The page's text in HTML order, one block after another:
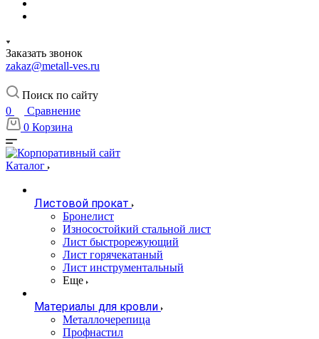
Заказать звонок
zakaz@metall-ves.ru
Поиск по сайту
0
Сравнение
0 Корзина
Каталог
Листовой прокат
Бронелист
Износостойкий стальной лист
Лист быстрорежующий
Лист горячекатаный
Лист инструментальный
Еще
Материалы для кровли
Металлочерепица
Профнастил